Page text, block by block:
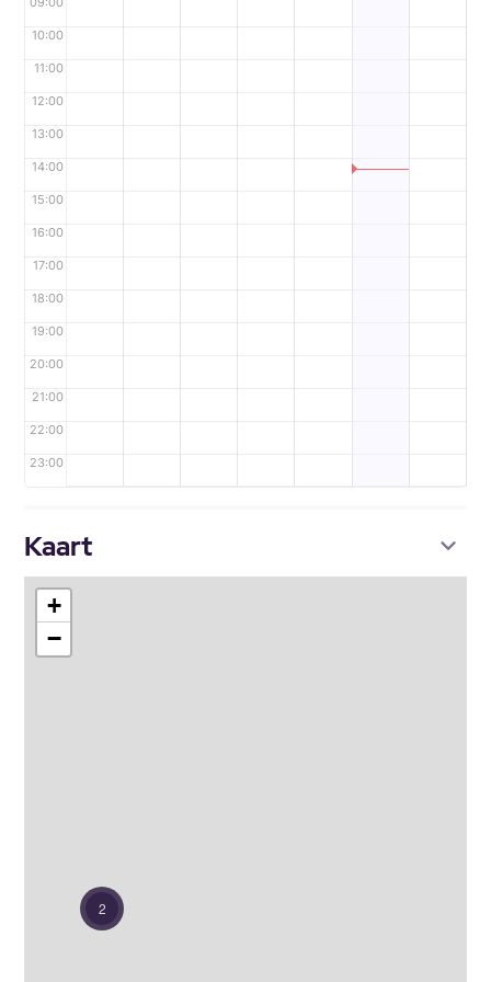
10:00
11:00
12:00
13:00
14:00
15:00
16:00
17:00
18:00
19:00
20:00
21:00
22:00
23:00
Kaart
2
+
−